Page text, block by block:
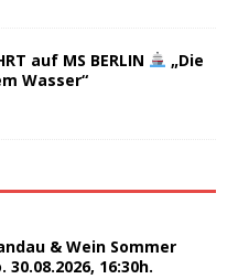
auf MS BERLIN
„Die
Wasser“
& Wein Sommer
30.08.2026, 16:30h.